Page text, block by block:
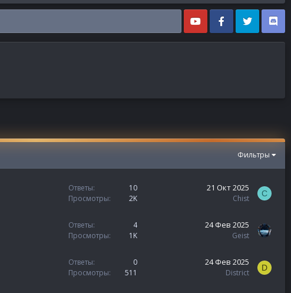
Фильтры
Ответы
10
Просмотры
2K
21 Окт 2025
Chist
C
Ответы
4
Просмотры
1K
24 Фев 2025
Geist
Ответы
0
Просмотры
511
24 Фев 2025
District
D